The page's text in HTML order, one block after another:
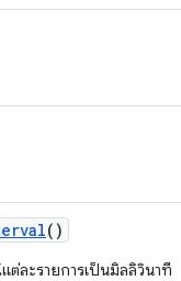
()
ต่ละรายการเป็นมิลลิวินาที